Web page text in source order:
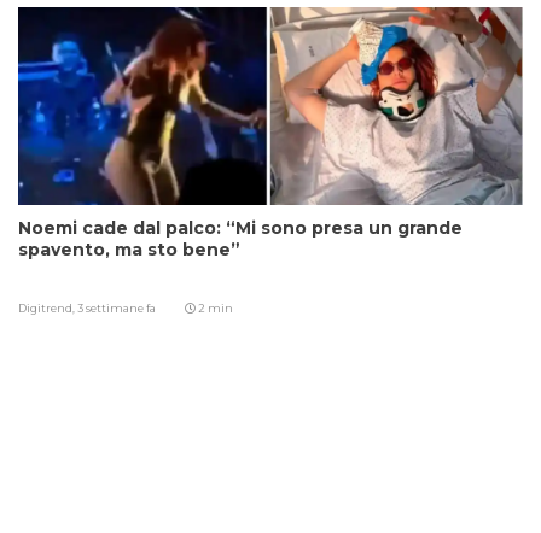
Noemi cade dal palco: “Mi sono presa un grande
spavento, ma sto bene”
Digitrend, 3 settimane fa 2 min